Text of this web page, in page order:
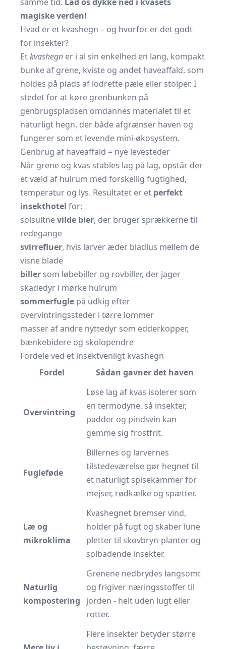
magiske verden!
Hvad er et kvashegn – og hvorfor er det godt
for insekter?
Etkvashegn er i al sin enkelhed en lang, kompakt
bunke af grene, kviste og andet haveaffald, som
holdes på plads af lodrette pæle eller stolper. I
stedet for at køre grenbunken på
genbrugspladsen omdannes materialet til et
naturligt hegn, der både afgrænser haven og
fungerer som et levende mini-økosystem.
Genbrug af haveaffald = nye levesteder
Når grene og kvas stables lag på lag, opstår der
et væld af hulrum med forskellig fugtighed,
temperatur og lys. Resultatet er et perfekt
insekthotel for:
solsultnevilde bier, der bruger sprækkerne til
redegange
svirrefluer, hvis larver æder bladlus mellem de
visne blade
biller som løbebiller og rovbiller, der jager
skadedyr i mørke hulrum
sommerfugle på udkig efter
overvintringssteder i tørre lommer
masser af andre nyttedyr som edderkopper,
bænkebidere og skolopendre
Fordele ved et insektvenligt kvashegn
Fordel
Sådan gavner det haven
Overvintring
Løse lag af kvas isolerer som
en termodyne, så insekter,
padder og pindsvin kan
gemme sig frostfrit.
Fugleføde
Billernes og larvernes
tilstedeværelse gør hegnet til
et naturligt spisekammer for
mejser, rødkælke og spætter.
Læ og
mikroklima
Kvashegnet bremser vind,
holder på fugt og skaber lune
pletter til skovbryn-planter og
solbadende insekter.
Naturlig
kompostering
Grenene nedbrydes langsomt
og frigiver næringsstoffer til
jorden - helt uden lugt eller
rotter.
Flere insekter betyder større